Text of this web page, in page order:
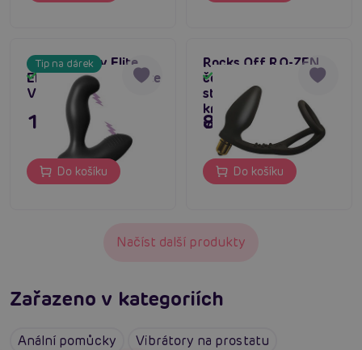
Tip na dárek
Anal Fantasy Elite
Electro Stim Prostate
Vibe (Black)
Skladem
1 995 Kč
Do košíku
Rocks Off RO-ZEN
černý anální
stimulátor s
kroužkem na penis a
varlata
895 Kč
Do košíku
Načíst další produkty
Zařazeno v kategoriích
Anální pomůcky
Vibrátory na prostatu